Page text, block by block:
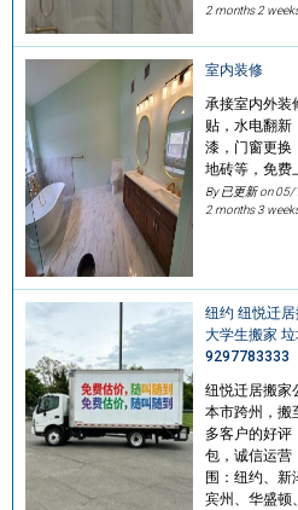
2 months 2
室内装修
承接室内外装
贴，水电翻新
漆，门窗更换
地砖等，免费
By 已更新 on05/
2 months 3
纽约 纽悦迁
大学生搬家
9297783333
纽悦迁居搬家
本市跨州，搬
多客户的好评
包，诚信运营
围：纽约、新
宾州、华盛顿